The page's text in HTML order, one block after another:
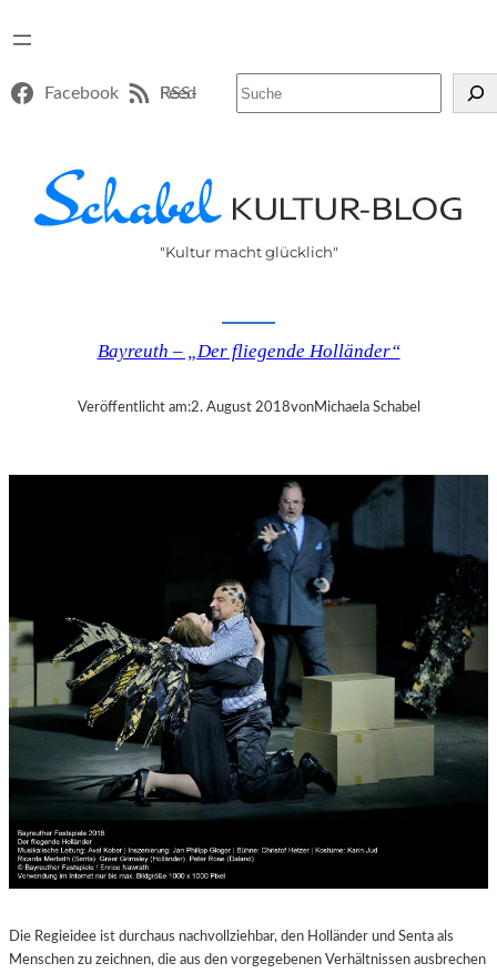
Facebook RSS-Feed
"Kultur macht glücklich"
Bayreuth – „Der fliegende Holländer“
Veröffentlicht am:2. August 2018vonMichaela Schabel
Die Regieidee ist durchaus nachvollziehbar, den Holländer und Senta als
Menschen zu zeichnen, die aus den vorgegebenen Verhältnissen ausbrechen